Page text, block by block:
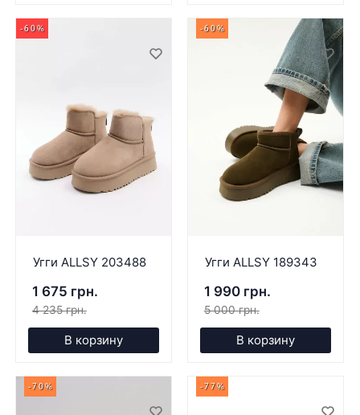
-60%
Угги ALLSY 203488
1 675 грн.
4 235 грн.
В корзину
-60%
Угги ALLSY 189343
1 990 грн.
5 000 грн.
В корзину
-70% -77%